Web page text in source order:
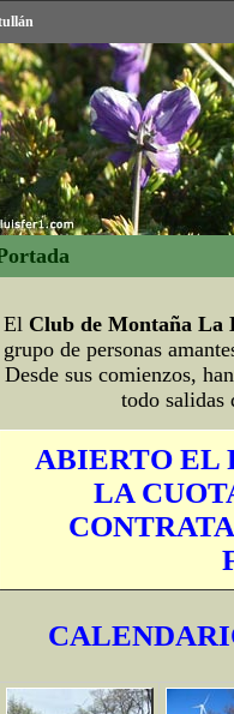
El Club de Montaña La
grupo de personas
Desde sus comienzos,
todo salidas
ABIERTO EL
LA